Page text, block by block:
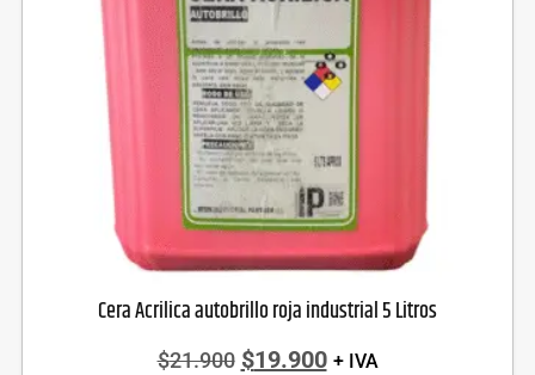
Cera Acrilica autobrillo roja industrial 5 Litros
$21.900 $19.900 + IVA